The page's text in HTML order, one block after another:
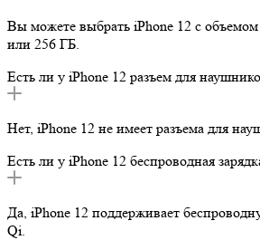
Вы можете выбрать iPhone 12 с
или 256 ГБ.
Есть ли у iPhone 12 разъем для
Нет, iPhone 12 не имеет разъема для
Есть ли у iPhone 12 беспроводная
Да, iPhone 12 поддерживает
Qi.